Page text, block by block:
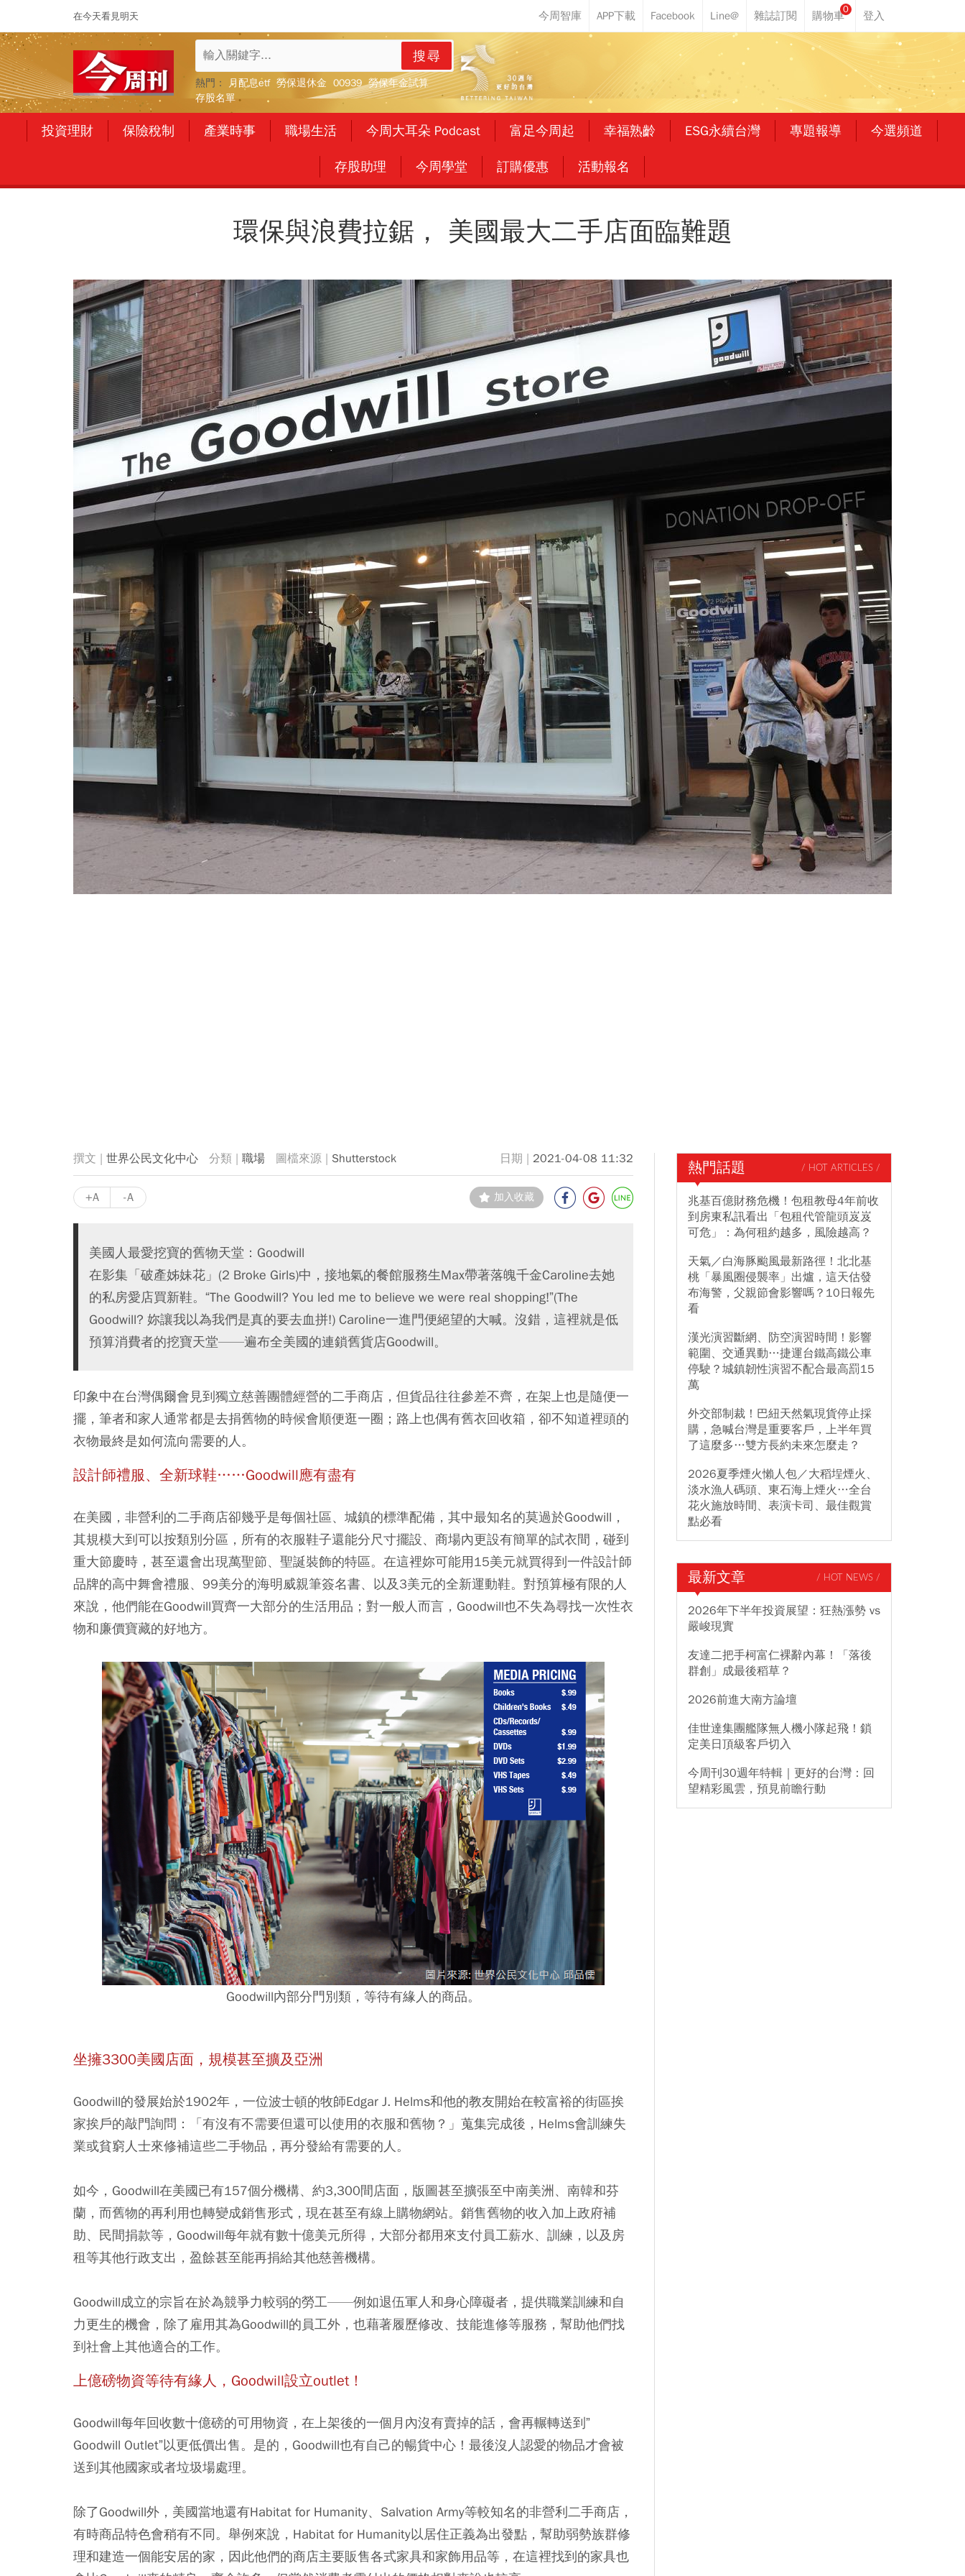
在今天看見明天
0
搜尋
熱門： 月配息etf 勞保退休金 00939 勞保年金試算
存股名單
投資理財 保險稅制 產業時事 職場生活 今周大耳朵 Podcast 富足今周起 幸福熟齡 ESG永續台灣 專題報導 今選頻道
存股助理 今周學堂 訂購優惠 活動報名
環保與浪費拉鋸， 美國最大二手店面臨難題
世界公民文化中心 職場 Shutterstock 2021-04-08 11:32
+A -A 加入收藏
美國人最愛挖寶的舊物天堂：Goodwill
在影集「破產姊妹花」(2 Broke Girls)中，接地氣的餐館服務生Max帶著落魄千金Caroline去她
的私房愛店買新鞋。“The Goodwill? You led me to believe we were real shopping!”(The
Goodwill? 妳讓我以為我們是真的要去血拼!) Caroline一進門便絕望的大喊。沒錯，這裡就是低
預算消費者的挖寶天堂——遍布全美國的連鎖舊貨店Goodwill。
印象中在台灣偶爾會見到獨立慈善團體經營的二手商店，但貨品往往參差不齊，在架上也是隨便一
擺，筆者和家人通常都是去捐舊物的時候會順便逛一圈；路上也偶有舊衣回收箱，卻不知道裡頭的
衣物最終是如何流向需要的人。
設計師禮服、全新球鞋……Goodwill應有盡有
在美國，非營利的二手商店卻幾乎是每個社區、城鎮的標準配備，其中最知名的莫過於Goodwill，
其規模大到可以按類別分區，所有的衣服鞋子還能分尺寸擺設、商場內更設有簡單的試衣間，碰到
重大節慶時，甚至還會出現萬聖節、聖誕裝飾的特區。在這裡妳可能用15美元就買得到一件設計師
品牌的高中舞會禮服、99美分的海明威親筆簽名書、以及3美元的全新運動鞋。對預算極有限的人
來說，他們能在Goodwill買齊一大部分的生活用品；對一般人而言，Goodwill也不失為尋找一次性衣
物和廉價寶藏的好地方。
Goodwill內部分門別類，等待有緣人的商品。
坐擁3300美國店面，規模甚至擴及亞洲
Goodwill的發展始於1902年，一位波士頓的牧師Edgar J. Helms和他的教友開始在較富裕的街區挨
家挨戶的敲門詢問：「有沒有不需要但還可以使用的衣服和舊物？」蒐集完成後，Helms會訓練失
業或貧窮人士來修補這些二手物品，再分發給有需要的人。
如今，Goodwill在美國已有157個分機構、約3,300間店面，版圖甚至擴張至中南美洲、南韓和芬
蘭，而舊物的再利用也轉變成銷售形式，現在甚至有線上購物網站。銷售舊物的收入加上政府補
助、民間捐款等，Goodwill每年就有數十億美元所得，大部分都用來支付員工薪水、訓練，以及房
租等其他行政支出，盈餘甚至能再捐給其他慈善機構。
Goodwill成立的宗旨在於為競爭力較弱的勞工——例如退伍軍人和身心障礙者，提供職業訓練和自
力更生的機會，除了雇用其為Goodwill的員工外，也藉著履歷修改、技能進修等服務，幫助他們找
到社會上其他適合的工作。
上億磅物資等待有緣人，Goodwill設立outlet！
Goodwill每年回收數十億磅的可用物資，在上架後的一個月內沒有賣掉的話，會再輾轉送到”
Goodwill Outlet”以更低價出售。是的，Goodwill也有自己的暢貨中心！最後沒人認愛的物品才會被
送到其他國家或者垃圾場處理。
除了Goodwill外，美國當地還有Habitat for Humanity、Salvation Army等較知名的非營利二手商店，
有時商品特色會稍有不同。舉例來說，Habitat for Humanity以居住正義為出發點，幫助弱勢族群修
理和建造一個能安居的家，因此他們的商店主要販售各式家具和家飾用品等，在這裡找到的家具也
熱門話題 / HOT ARTICLES /
兆基百億財務危機！包租教母4年前收
到房東私訊看出「包租代管龍頭岌岌
可危」：為何租約越多，風險越高？
天氣／白海豚颱風最新路徑！北北基
桃「暴風圈侵襲率」出爐，這天估發
布海警，父親節會影響嗎？10日報先
看
漢光演習斷網、防空演習時間！影響
範圍、交通異動…捷運台鐵高鐵公車
停駛？城鎮韌性演習不配合最高罰15
萬
外交部制裁！巴紐天然氣現貨停止採
購，急喊台灣是重要客戶，上半年買
了這麼多…雙方長約未來怎麼走？
2026夏季煙火懶人包／大稻埕煙火、
淡水漁人碼頭、東石海上煙火…全台
花火施放時間、表演卡司、最佳觀賞
點必看
最新文章 / HOT NEWS /
2026年下半年投資展望：狂熱漲勢 vs
嚴峻現實
友達二把手柯富仁裸辭內幕！「落後
群創」成最後稻草？
2026前進大南方論壇
佳世達集團艦隊無人機小隊起飛！鎖
定美日頂級客戶切入
今周刊30週年特輯｜更好的台灣：回
望精彩風雲，預見前瞻行動